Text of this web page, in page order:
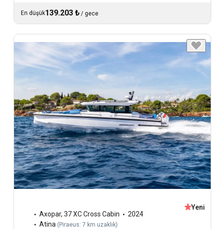
En düşük139.203 ₺ / gece
Axopar, 37 XC Cross Cabin
2024
Atina ( Piraeus: 7 km uzaklık)
Yeni